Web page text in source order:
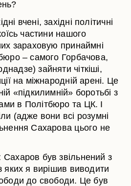
вчені, західні політичні
частини нашого
зараховую принаймні
– самого Горбачова,
зайняти чіткіші,
на міжнародній арені. Це
«підкилимній» боротьбі з
в Політбюро та ЦК. І
(адже вони всі розумні
Сахарова цього не
був звільнений з
яких я вирішив виводити
до свободи. Це був